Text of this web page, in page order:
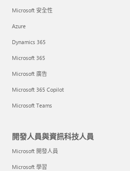
Microsoft 安全性
Azure
Dynamics 365
Microsoft 365
Microsoft 廣告
Microsoft 365 Copilot
Microsoft Teams
開發人員與資訊科技人員
Microsoft 開發人員
Microsoft 學習